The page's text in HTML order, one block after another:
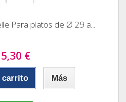
Para platos de Ø 29 a...
5,30 €
carrito Más